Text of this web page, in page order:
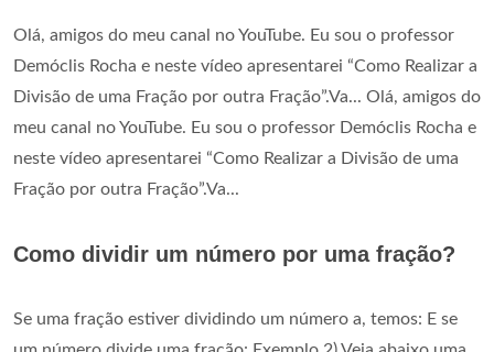
Olá, amigos do meu canal no YouTube. Eu sou o professor
Demóclis Rocha e neste vídeo apresentarei “Como Realizar a
Divisão de uma Fração por outra Fração”.Va... Olá, amigos do
meu canal no YouTube. Eu sou o professor Demóclis Rocha e
neste vídeo apresentarei “Como Realizar a Divisão de uma
Fração por outra Fração”.Va...
Como dividir um número por uma fração?
Se uma fração estiver dividindo um número a, temos: E se